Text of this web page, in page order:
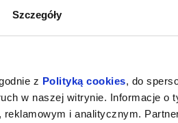
Szczegóły
z Polityką cookies, do
w naszej witrynie. Informacje
i analitycznym.